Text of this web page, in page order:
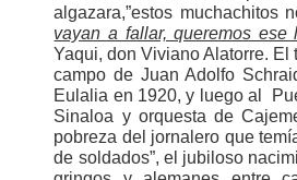
algazara,”estos muchachitos
vayan a fallar, queremos ese
Yaqui, don Viviano Alatorre.
campo de Juan Adolfo
Eulalia en 1920, y luego al
Sinaloa y orquesta de
pobreza del jornalero que
de soldados”, el jubiloso